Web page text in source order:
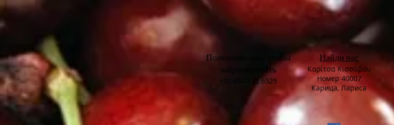
Позвоните нам, чтобы
забронировать
+30 694 432 6529
Найди нас
Καρίτσα Κισσάβου
Номер 40007
Карица, Лариса